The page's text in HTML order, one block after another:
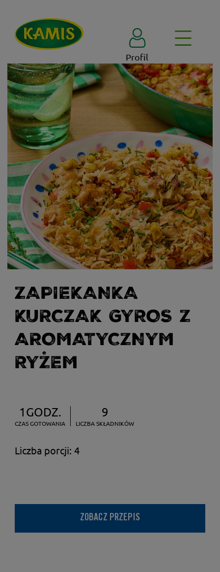
Profil
ZAPIEKANKA
KURCZAK GYROS Z
AROMATYCZNYM
RYŻEM
1GODZ.
CZAS GOTOWANIA
9
LICZBA SKŁADNIKÓW
Liczba porcji: 4
ZOBACZ PRZEPIS